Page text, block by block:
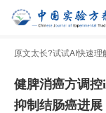
原文太长?试试AI快速理
健脾消癌方调
抑制结肠癌进展